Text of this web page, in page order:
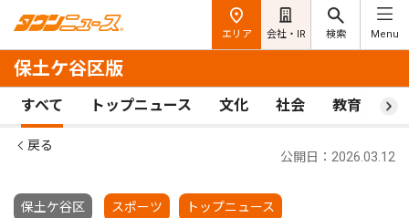
エリア 会社・IR 検索 Menu
保土ケ谷区版
すべて トップニュース 文化 社会 教育 ス
戻る
保土ケ谷区 スポーツ トップニュース
公開日：2026.03.12